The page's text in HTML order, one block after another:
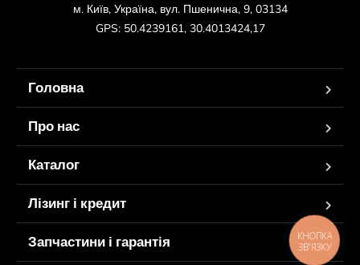
м. Київ, Україна, вул. Пшенична, 9, 03134
GPS: 50.4239161, 30.4013424,17
Головна
Про нас
Каталог
Лізинг і кредит
Запчастини і гарантія
КНОПКА
ЗВ'ЯЗКУ